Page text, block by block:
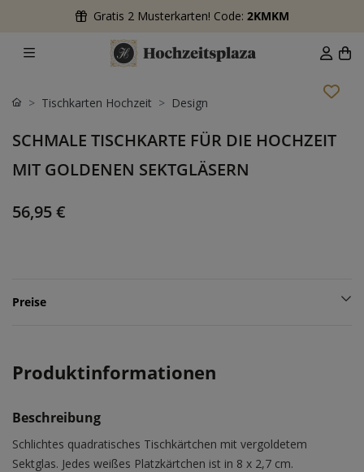
Gratis 2 Musterkarten! Code: 2KMKM
Tischkarten Hochzeit Design
SCHMALE TISCHKARTE FÜR DIE HOCHZEIT
MIT GOLDENEN SEKTGLÄSERN
56,95 €
Preise
Produktinformationen
Beschreibung
Schlichtes quadratisches Tischkärtchen mit vergoldetem
Sektglas. Jedes weißes Platzkärtchen ist in 8 x 2,7 cm.